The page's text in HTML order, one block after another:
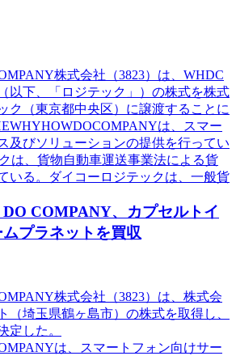
株式会社（3823）は、WHDC
以下、「ロジテック」）の株式を株式
ク（東京都中央区）に譲渡することに
は、スマー
及びソリューションの提供を行ってい
は、貨物自動車運送事業法による貨
いる。ダイコーロジテックは、一般貨
COMPANY、カプセルトイ
プラネットを買収
株式会社（3823）は、株式会
（埼玉県鶴ヶ島市）の株式を取得し、
定した。
は、スマートフォン向けサー